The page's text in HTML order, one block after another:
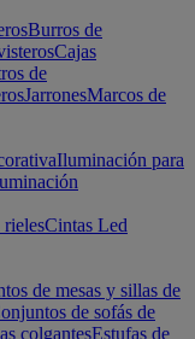
Burros de
Cajas
de
JarronesMarcos de
Iluminación para
Cintas Led
de mesas y sillas de
de sofás de
colgantesEstufas de